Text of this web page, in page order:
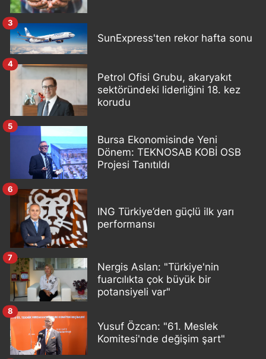
SunExpress'ten rekor hafta sonu
3
Petrol Ofisi Grubu, akaryakıt
sektöründeki liderliğini 18. kez
korudu
4
Bursa Ekonomisinde Yeni
Dönem: TEKNOSAB KOBİ OSB
Projesi Tanıtıldı
5
ING Türkiye’den güçlü ilk yarı
performansı
6
Nergis Aslan: "Türkiye'nin
fuarcılıkta çok büyük bir
potansiyeli var"
7
Yusuf Özcan: "61. Meslek
Komitesi'nde değişim şart"
8